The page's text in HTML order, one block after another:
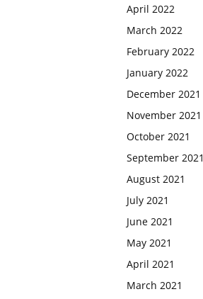
April 2022
March 2022
February 2022
January 2022
December 2021
November 2021
October 2021
September 2021
August 2021
July 2021
June 2021
May 2021
April 2021
March 2021